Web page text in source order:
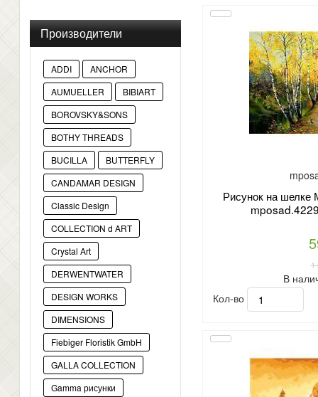
Производители
ADDI
ANCHOR
AUMUELLER
BIBIART
BOROVSKY&SONS
BOTHY THREADS
BUCILLA
BUTTERFLY
CANDAMAR DESIGN
Classic Design
COLLECTION d ART
Crystal Art
DERWENTWATER
DESIGN WORKS
DIMENSIONS
Fiebiger Floristik GmbH
GALLA COLLECTION
Gamma рисунки
Рисунок на шелке
1
В
Кол-во